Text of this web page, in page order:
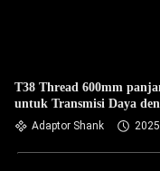
T38 Thread 600mm
untuk Transmisi Daya
Adaptor Shank